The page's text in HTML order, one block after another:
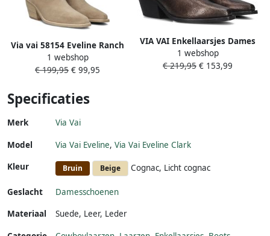
Via vai 58154 Eveline Ranch
01-212 Beige Western boots
1 webshop
€ 199,95 € 99,95
VIA VAI Enkellaarsjes Dames
59116 Eveline Met Maat: 38
Materiaal: Leer Kleur: Brons
1 webshop
€ 219,95 € 153,99
Specificaties
Merk Via Vai
Model Via Vai Eveline, Via Vai Eveline Clark
Kleur
Bruin Beige Cognac, Licht cognac
Geslacht
Damesschoenen
Materiaal
Suede, Leer, Leder